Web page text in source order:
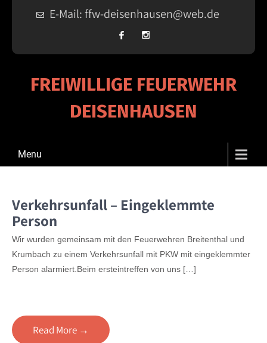
E-Mail: ffw-deisenhausen@web.de
FREIWILLIGE FEUERWEHR
DEISENHAUSEN
Menu
Verkehrsunfall – Eingeklemmte
Person
Wir wurden gemeinsam mit den Feuerwehren Breitenthal und
Krumbach zu einem Verkehrsunfall mit PKW mit eingeklemmter
Person alarmiert.Beim ersteintreffen von uns […]
Read More →